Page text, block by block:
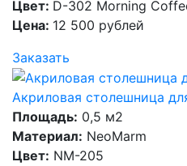
Цвет: D-302 Morning
Цена: 12 500 рублей
Заказать
Акриловая столешница
Площадь: 0,5 м2
Материал: NeoMarm
Цвет: NM-205